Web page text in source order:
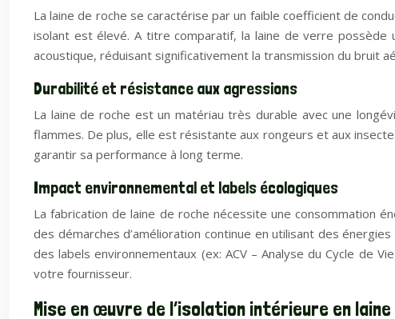
La laine de roche se caractérise par un faible coefficient de
isolant est élevé. A titre comparatif, la laine de verre possède
acoustique, réduisant significativement la transmission du bruit
Durabilité et résistance aux agressions
La laine de roche est un matériau très durable avec une
flammes. De plus, elle est résistante aux rongeurs et aux
garantir sa performance à long terme.
Impact environnemental et labels écologiques
La fabrication de laine de roche nécessite une consommation
des démarches d’amélioration continue en utilisant des
des labels environnementaux (ex: ACV – Analyse du Cycle de
votre fournisseur.
Mise en œuvre de l’isolation intérieure en